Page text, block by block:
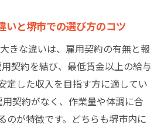
いと堺市での選び方のコツ
きな違いは、雇用契約の有無と報
契約を結び、最低賃金以上の給与
定した収入を目指す方に適してい
契約がなく、作業量や体調に合
のが特徴です。どちらも堺市内に